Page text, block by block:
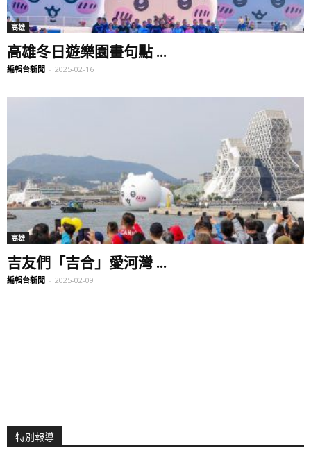
高雄
高雄冬日遊樂園畫句點 ...
編輯台新聞 - 2025-02-16
高雄
吉友們「吉合」愛河灣 ...
編輯台新聞 - 2025-02-09
特別報導